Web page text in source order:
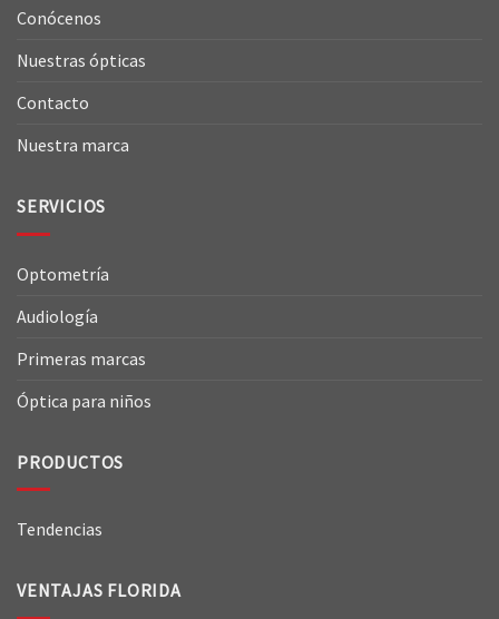
Conócenos
Nuestras ópticas
Contacto
Nuestra marca
SERVICIOS
Optometría
Audiología
Primeras marcas
Óptica para niños
PRODUCTOS
Tendencias
VENTAJAS FLORIDA